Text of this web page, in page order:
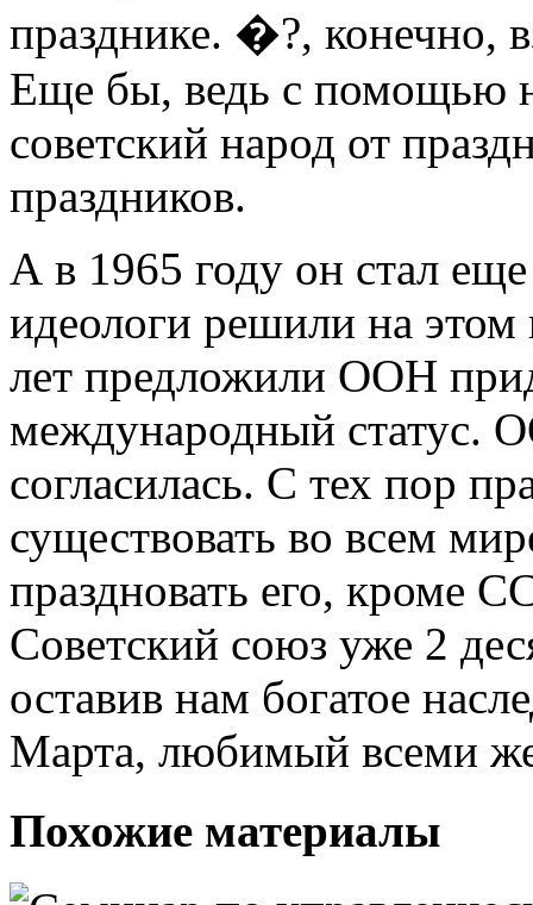
празднике. �?, конечно,
Еще бы, ведь с помощью
советский народ от
праздников.
А в 1965 году он стал
идеологи решили на этом
лет предложили ООН
международный статус.
согласилась. С тех пор
существовать во всем
праздновать его, кроме
Советский союз уже 2
оставив нам богатое
Марта, любимый всеми
Похожие материалы